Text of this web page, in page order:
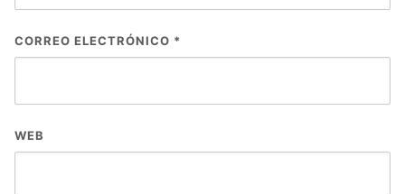
CORREO ELECTRÓNICO *
WEB